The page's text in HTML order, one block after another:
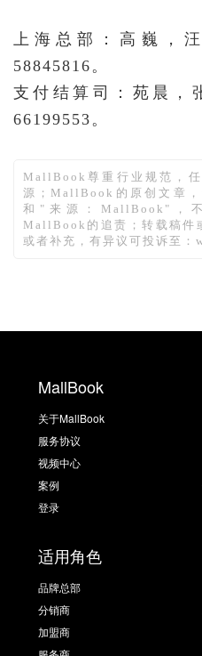
上海总部：高巍，汪
58845816。
支付结算司：苑晨，
66199553。
MallBook尊重行业规范，
源；MallBook的原创文章
和"来源：MallBook"，
MallBook的追责；转载稿件
或者补充，有异议可投诉至
MallBook
关于MallBook
服务协议
视频中心
案例
登录
适用角色
品牌总部
分销商
加盟商